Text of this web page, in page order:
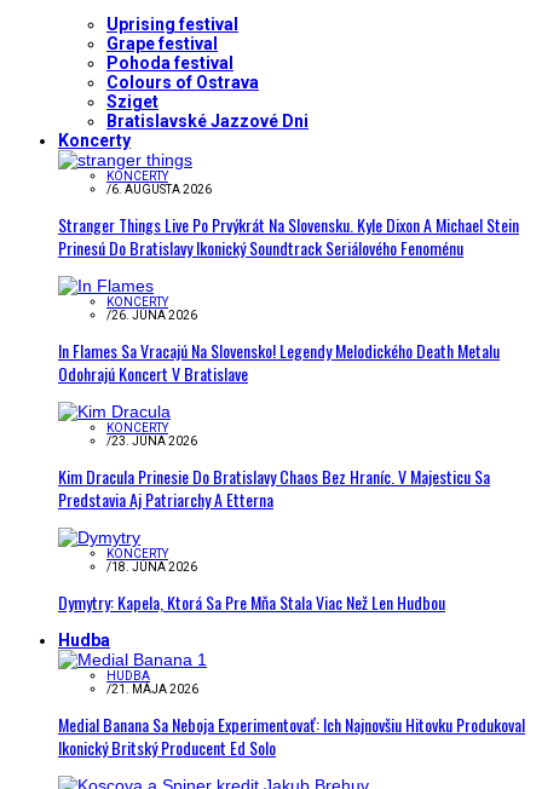
Uprising festival
Grape festival
Pohoda festival
Colours of Ostrava
Sziget
Bratislavské Jazzové Dni
Koncerty
KONCERTY
/6. AUGUSTA 2026
Stranger Things Live Po Prvýkrát Na Slovensku. Kyle Dixon A Michael Stein
Prinesú Do Bratislavy Ikonický Soundtrack Seriálového Fenoménu
KONCERTY
/26. JÚNA 2026
In Flames Sa Vracajú Na Slovensko! Legendy Melodického Death Metalu
Odohrajú Koncert V Bratislave
KONCERTY
/23. JÚNA 2026
Kim Dracula Prinesie Do Bratislavy Chaos Bez Hraníc. V Majesticu Sa
Predstavia Aj Patriarchy A Etterna
KONCERTY
/18. JÚNA 2026
Dymytry: Kapela, Ktorá Sa Pre Mňa Stala Viac Než Len Hudbou
Hudba
HUDBA
/21. MÁJA 2026
Medial Banana Sa Neboja Experimentovať: Ich Najnovšiu Hitovku Produkoval
Ikonický Britský Producent Ed Solo